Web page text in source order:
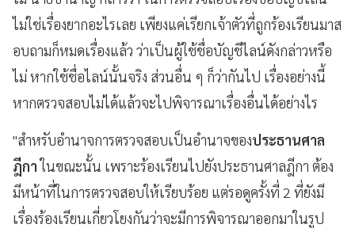
ไม่ใช่เรื่องยากอะไรเลย เพียงแค่เรียกเจ้าตัวที่ถูกร้องเรียนมาส
อบถามก็หมดเรื่องแล้ว ว่าเป็นผู้ใช้ชื่อบัญชีไลน์ดังกล่าวหรือ
ไม่ หากใช้ชื่อไลน์นั้นจริง ส่วนอื่น ๆ ก็ว่ากันไป เรื่องอย่างนี้
หากตรวจสอบไม่ได้แล้วจะไปพิจารณาเรื่องอื่นได้อย่างไร
"สำหรับอำนาจการตรวจสอบเป็นอำนาจของประธานศาล
ฎีกาในขณะนั้น เพราะร้องเรียนไปยังประธานศาลฎีกา ต้อง
มีหน้าที่ในการตรวจสอบให้เรียบร้อย แต่รอดูครั้งที่ 2 ที่ยังมี
เรื่องร้องเรียนเกี่ยวโยงกันว่าจะมีการพิจารณาออกมาในรูป